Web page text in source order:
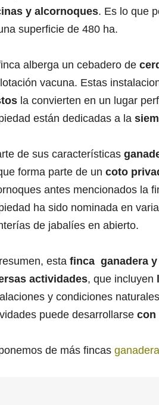
y alcornoques. Es lo que
superficie de 480 ha.
alberga un cebadero de
vacuna. Estas
la convierten en un lugar
están dedicadas a la
de sus características
forma parte de un coto
antes mencionados la
ha sido nominada en
de jabalíes en abierto.
esta finca ganadera y
actividades, que incluyen
y condiciones
puede desarrollarse con
de más fincas